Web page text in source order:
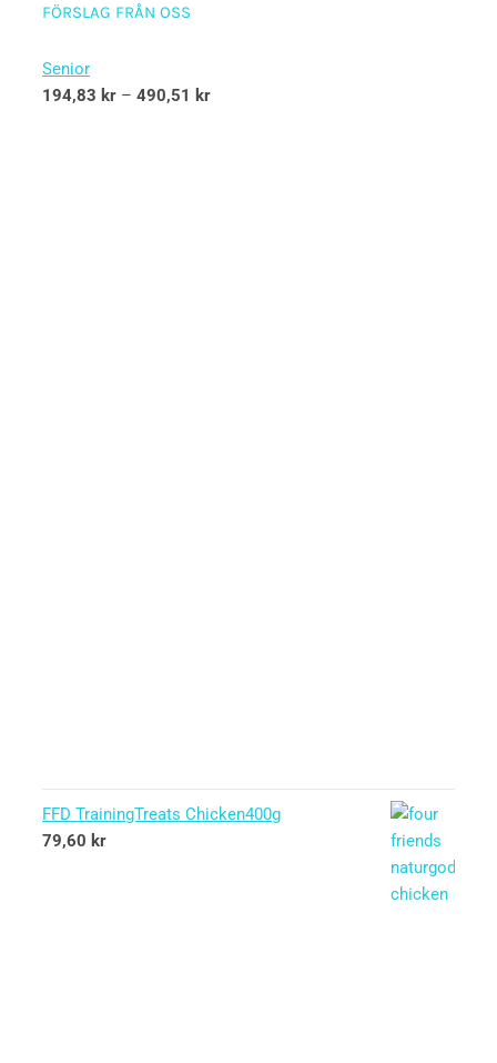
FÖRSLAG FRÅN OSS
Senior
194,83 kr – 490,51 kr
FFD TrainingTreats Chicken400g
79,60 kr